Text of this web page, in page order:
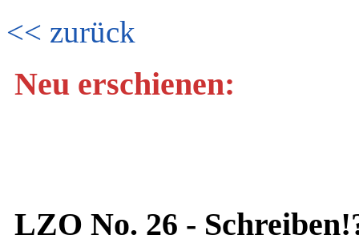
<< zurück
Neu erschienen:
LZO No. 26 -